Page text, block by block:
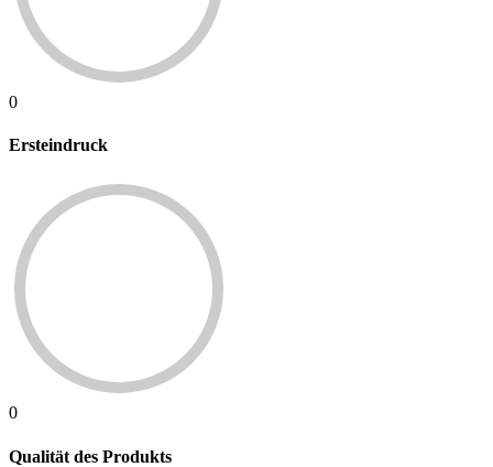
0
Ersteindruck
0
Qualität des Produkts